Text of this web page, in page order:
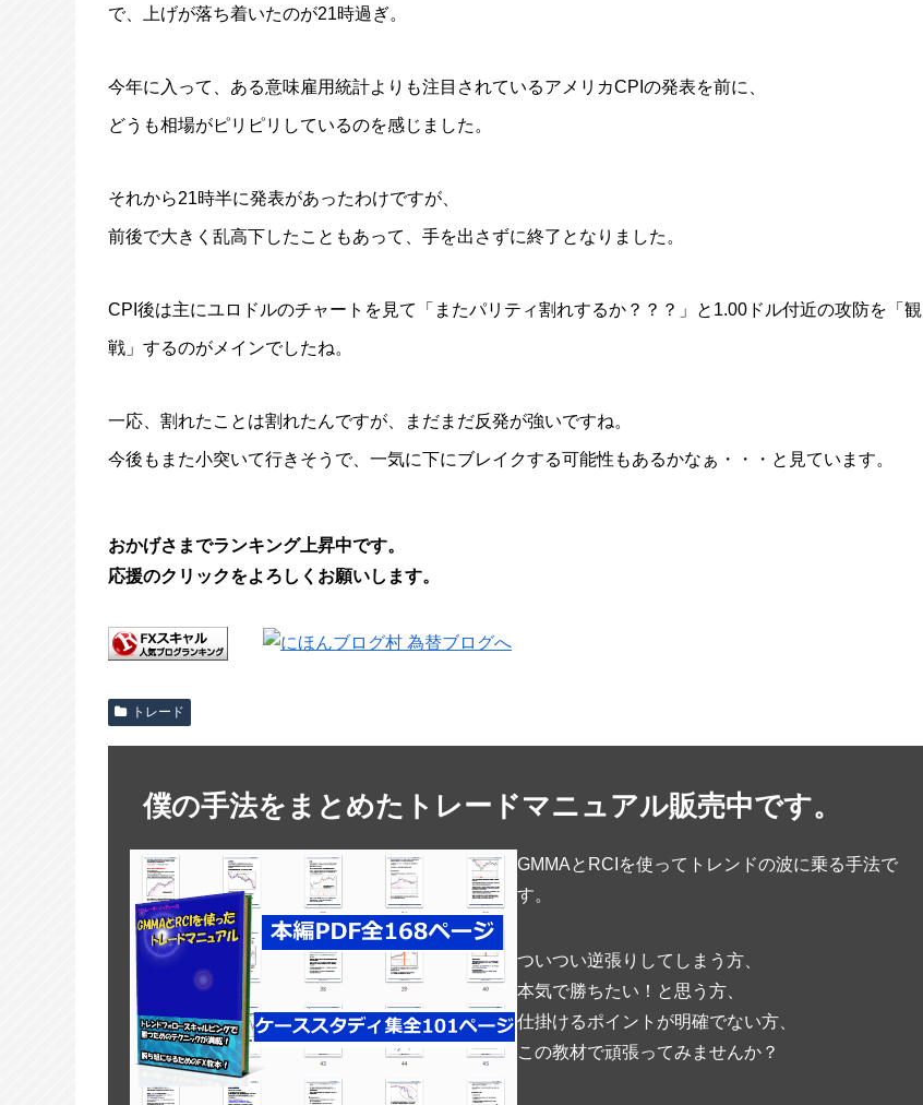
で、上げが落ち着いたのが21時過ぎ。
今年に入って、ある意味雇用統計よりも注目されているアメリカCPIの発表を前に、
どうも相場がピリピリしているのを感じました。
それから21時半に発表があったわけですが、
前後で大きく乱高下したこともあって、手を出さずに終了となりました。
CPI後は主にユロドルのチャートを見て「またパリティ割れするか？？？」と1.00ドル付近の攻防を「観
戦」するのがメインでしたね。
一応、割れたことは割れたんですが、まだまだ反発が強いですね。
今後もまた小突いて行きそうで、一気に下にブレイクする可能性もあるかなぁ・・・と見ています。
おかげさまでランキング上昇中です。
応援のクリックをよろしくお願いします。
トレード
僕の手法をまとめたトレードマニュアル販売中です。
GMMAとRCIを使ってトレンドの波に乗る手法で
す。
ついつい逆張りしてしまう方、
本気で勝ちたい！と思う方、
仕掛けるポイントが明確でない方、
この教材で頑張ってみませんか？